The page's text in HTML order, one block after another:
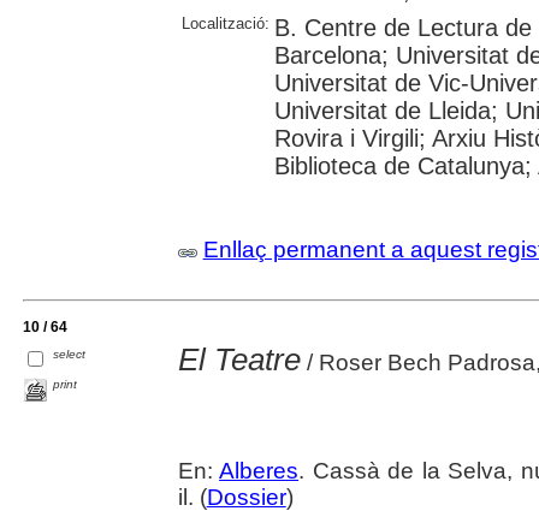
Localització: B. Centre de Lectura
Barcelona; Universitat
Universitat de Vic-
Universitat de Lleida;
Rovira i Virgili; Arxiu
Biblioteca de
Enllaç permanent a aquest
10 / 64
select
print
El Teatre/ Roser Bech
En:Alberes. Cassà de la Selva,
il. (Dossier)